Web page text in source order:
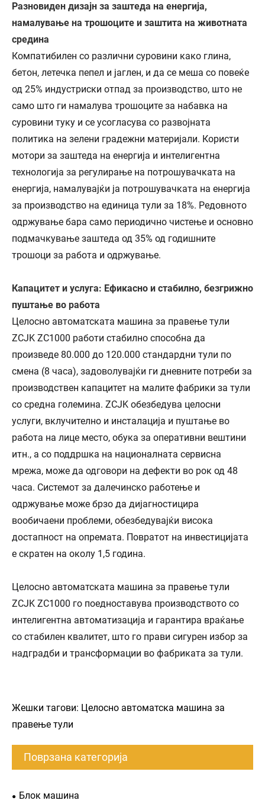
Разновиден дизајн за заштеда на енергија,
намалување на трошоците и заштита на животната
средина
Компатибилен со различни суровини како глина,
бетон, летечка пепел и јаглен, и да се меша со повеќе
од 25% индустриски отпад за производство, што не
само што ги намалува трошоците за набавка на
суровини туку и се усогласува со развојната
политика на зелени градежни материјали. Користи
мотори за заштеда на енергија и интелигентна
технологија за регулирање на потрошувачката на
енергија, намалувајќи ја потрошувачката на енергија
за производство на единица тули за 18%. Редовното
одржување бара само периодично чистење и основно
подмачкување заштеда од 35% од годишните
трошоци за работа и одржување.
Капацитет и услуга: Ефикасно и стабилно, безгрижно
пуштање во работа
Целосно автоматската машина за правење тули
ZCJK ZC1000 работи стабилно способна да
произведе 80.000 до 120.000 стандардни тули по
смена (8 часа), задоволувајќи ги дневните потреби за
производствен капацитет на малите фабрики за тули
со средна големина. ZCJK обезбедува целосни
услуги, вклучително и инсталација и пуштање во
работа на лице место, обука за оперативни вештини
итн., а со поддршка на националната сервисна
мрежа, може да одговори на дефекти во рок од 48
часа. Системот за далечинско работење и
одржување може брзо да дијагностицира
вообичаени проблеми, обезбедувајќи висока
достапност на опремата. Повратот на инвестицијата
е скратен на околу 1,5 година.
Целосно автоматската машина за правење тули
ZCJK ZC1000 го поедноставува производството со
интелигентна автоматизација и гарантира враќање
со стабилен квалитет, што го прави сигурен избор за
надградби и трансформации во фабриката за тули.
Жешки тагови: Целосно автоматска машина за
правење тули
Поврзана категорија
Блок машина